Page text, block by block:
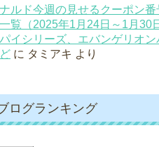
ルド今週の見せるクーポン番
覧（2025年1月24日～1月30
イシリーズ、エバンゲリオン
に タミアキ より
ログランキング